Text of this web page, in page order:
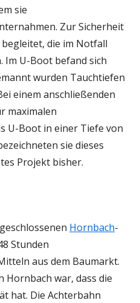
sie
Zur Sicherheit
begleitet, die im Notfall
U-Boot befand sich
wurden Tauchtiefen
einem anschließenden
maximalen
U-Boot in einer Tiefe von
sie dieses
Projekt bisher.
Hornbach-
Stunden
aus dem Baumarkt.
Hornbach war, dass die
hat. Die Achterbahn